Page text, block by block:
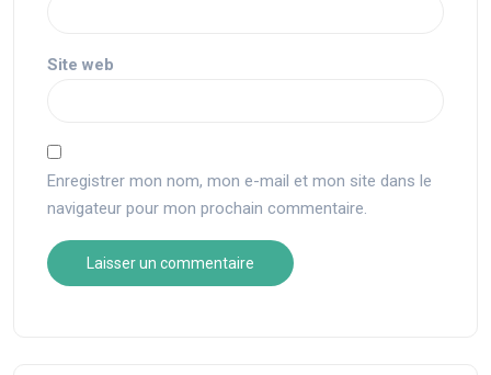
Site web
Enregistrer mon nom, mon e-mail et mon site dans le
navigateur pour mon prochain commentaire.